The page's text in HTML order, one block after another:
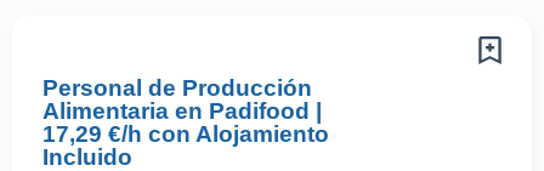
Personal de Producción
Alimentaria en Padifood |
17,29 €/h con Alojamiento
Incluido